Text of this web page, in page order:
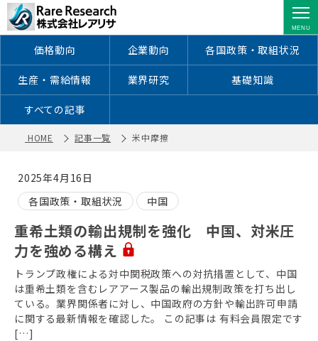
米中摩擦 ｜ レアアース・レアメタル
に特化した情報を配信
価格動向 企業動向 各国政策・取組状況
生産・需給情報 業界研究 基礎知識
すべての記事
HOME 記事一覧 米中摩擦
2025年4月16日
各国政策・取組状況
中国
重希土類の輸出規制を強化 中国、対米圧
力を強める構え
トランプ政権による対中関税政策への対抗措置として、中国
は重希土類を含むレアアース製品の輸出規制政策を打ち出し
ている。業界関係者に対し、中国政府の方針や輸出許可申請
に関する最新情報を確認した。 この記事は 有料会員限定です
[…]